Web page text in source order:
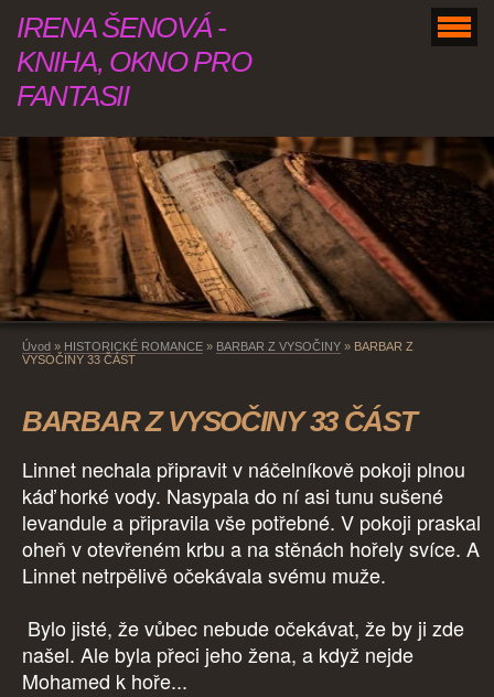
IRENA ŠENOVÁ -
KNIHA, OKNO PRO
FANTASII
Úvod » HISTORICKÉ ROMANCE » BARBAR Z VYSOČINY » BARBAR Z
VYSOČINY 33 ČÁST
BARBAR Z VYSOČINY 33 ČÁST
Linnet nechala připravit v náčelníkově pokoji plnou
káď horké vody. Nasypala do ní asi tunu sušené
levandule a připravila vše potřebné. V pokoji praskal
oheň v otevřeném krbu a na stěnách hořely svíce. A
Linnet netrpělivě očekávala svému muže.
Bylo jisté, že vůbec nebude očekávat, že by ji zde
našel. Ale byla přeci jeho žena, a když nejde
Mohamed k hoře...